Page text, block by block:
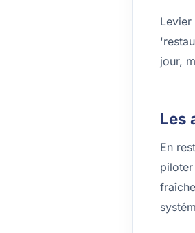
jour,
Les
En